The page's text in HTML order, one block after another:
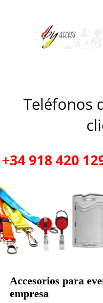
Teléfonos
+34 918 420
Accesorios para
empresa